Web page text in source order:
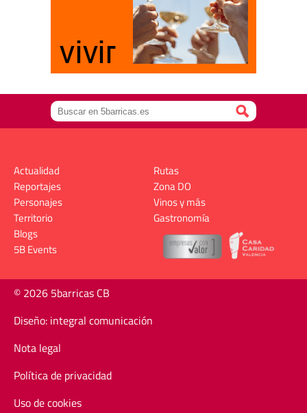
Actualidad
Reportajes
Personajes
Territorio
Rutas
Zona DO
Vinos y más
Gastronomía
Blogs
5B Events
© 2026 5barricas CB
Diseño: integral comunicación
Nota legal
Política de privacidad
Uso de cookies